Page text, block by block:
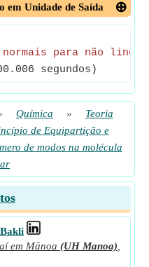
em Unidade de Saída
normais para não linear
segundos)
Química »
Teoria
de Equipartição e
de modos na molécula
em Mānoa (UH Manoa)